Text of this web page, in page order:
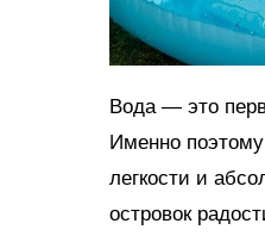
Вода — это
Именно
легкости и
островок